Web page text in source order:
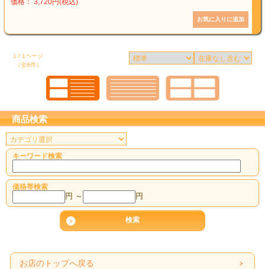
価格： 3,720円(税込)
1 / 1ページ
（全8件）
商品検索
キーワード検索
価格帯検索
円 ～ 円
お店のトップへ戻る